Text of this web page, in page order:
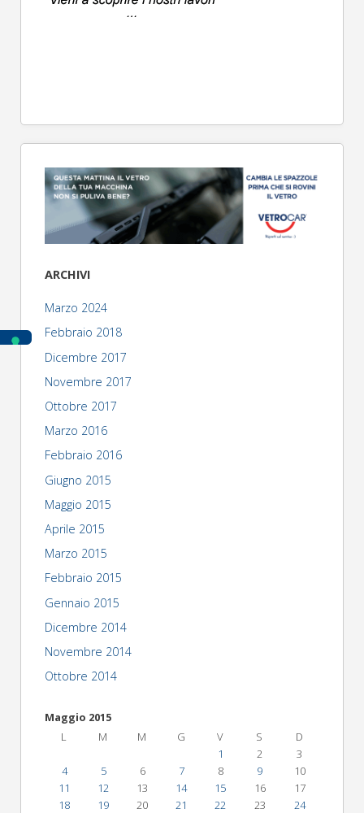
ARCHIVI
Marzo 2024
Febbraio 2018
Dicembre 2017
Novembre 2017
Ottobre 2017
Marzo 2016
Febbraio 2016
Giugno 2015
Maggio 2015
Aprile 2015
Marzo 2015
Febbraio 2015
Gennaio 2015
Dicembre 2014
Novembre 2014
Ottobre 2014
Maggio 2015
L
M M G V S
D
1
2
3
4
5 6 7 8 9
10
11
12 13 14 15 16
17
18
19 20 21 22 23
24